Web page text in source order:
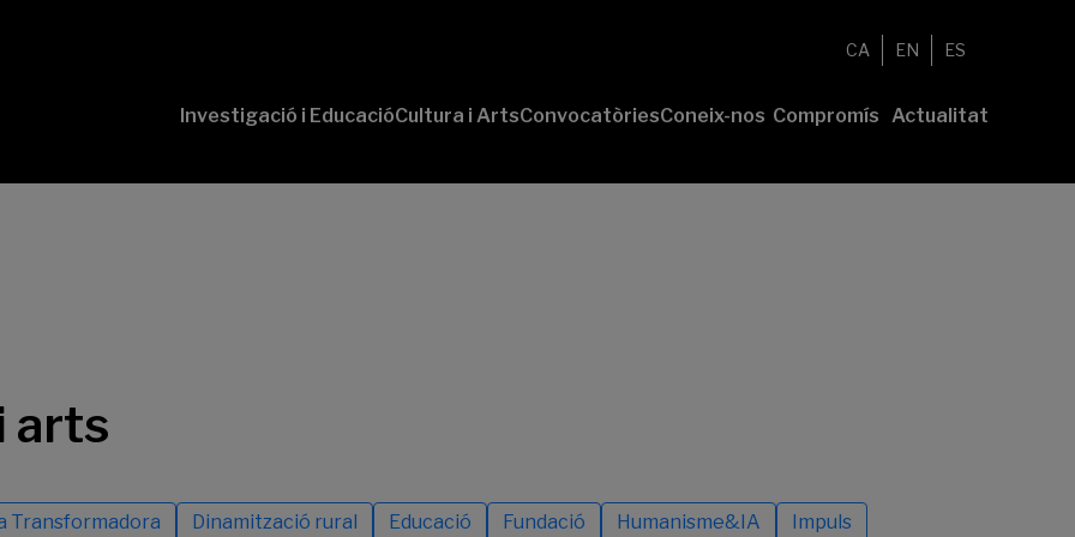
CA EN ES
Investigació i EducacióCultura i ArtsConvocatòriesConeix-nos Compromís Actualitat
arts
Transformadora Dinamització rural Educació Fundació Humanisme&IA
Impuls